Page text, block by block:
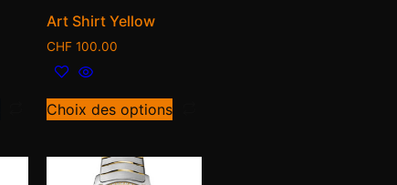
Art Shirt Yellow
CHF 100.00
Choix des options